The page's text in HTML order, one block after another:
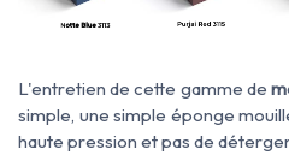
L'entretien de cette gamme de
simple, une simple éponge
haute pression et pas de